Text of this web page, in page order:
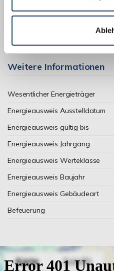
Weitere Informationen
Wesentlicher Energieträger
Energieausweis Ausstelldatum
Energieausweis gültig bis
Energieausweis Jahrgang
Energieausweis Werteklasse
Energieausweis Baujahr
Energieausweis Gebäudeart
Befeuerung